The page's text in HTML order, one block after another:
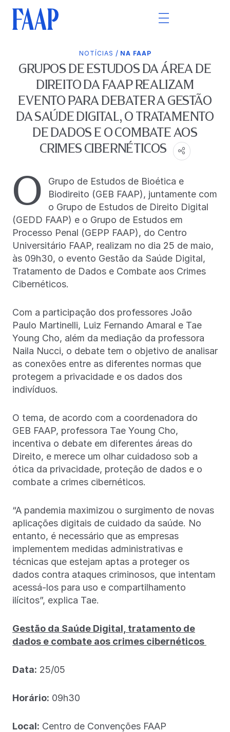
NOTÍCIAS / NA FAAP
GRUPOS DE ESTUDOS DA ÁREA DE
DIREITO DA FAAP REALIZAM
EVENTO PARA DEBATER A GESTÃO
DA SAÚDE DIGITAL, O TRATAMENTO
DE DADOS E O COMBATE AOS
CRIMES CIBERNÉTICOS
O
Grupo de Estudos de Bioética e
Biodireito (GEB FAAP), juntamente com
o Grupo de Estudos de Direito Digital
(GEDD FAAP) e o Grupo de Estudos em
Processo Penal (GEPP FAAP), do Centro
Universitário FAAP, realizam no dia 25 de maio,
às 09h30, o evento Gestão da Saúde Digital,
Tratamento de Dados e Combate aos Crimes
Cibernéticos.
Com a participação dos professores João
Paulo Martinelli, Luiz Fernando Amaral e Tae
Young Cho, além da mediação da professora
Naila Nucci, o debate tem o objetivo de analisar
as conexões entre as diferentes normas que
protegem a privacidade e os dados dos
indivíduos.
O tema, de acordo com a coordenadora do
GEB FAAP, professora Tae Young Cho,
incentiva o debate em diferentes áreas do
Direito, e merece um olhar cuidadoso sob a
ótica da privacidade, proteção de dados e o
combate a crimes cibernéticos.
“A pandemia maximizou o surgimento de novas
aplicações digitais de cuidado da saúde. No
entanto, é necessário que as empresas
implementem medidas administrativas e
técnicas que estejam aptas a proteger os
dados contra ataques criminosos, que intentam
acessá-los para uso e compartilhamento
ilícitos”, explica Tae.
Gestão da Saúde Digital, tratamento de
dados e combate aos crimes cibernéticos
Data: 25/05
Horário: 09h30
Local: Centro de Convenções FAAP